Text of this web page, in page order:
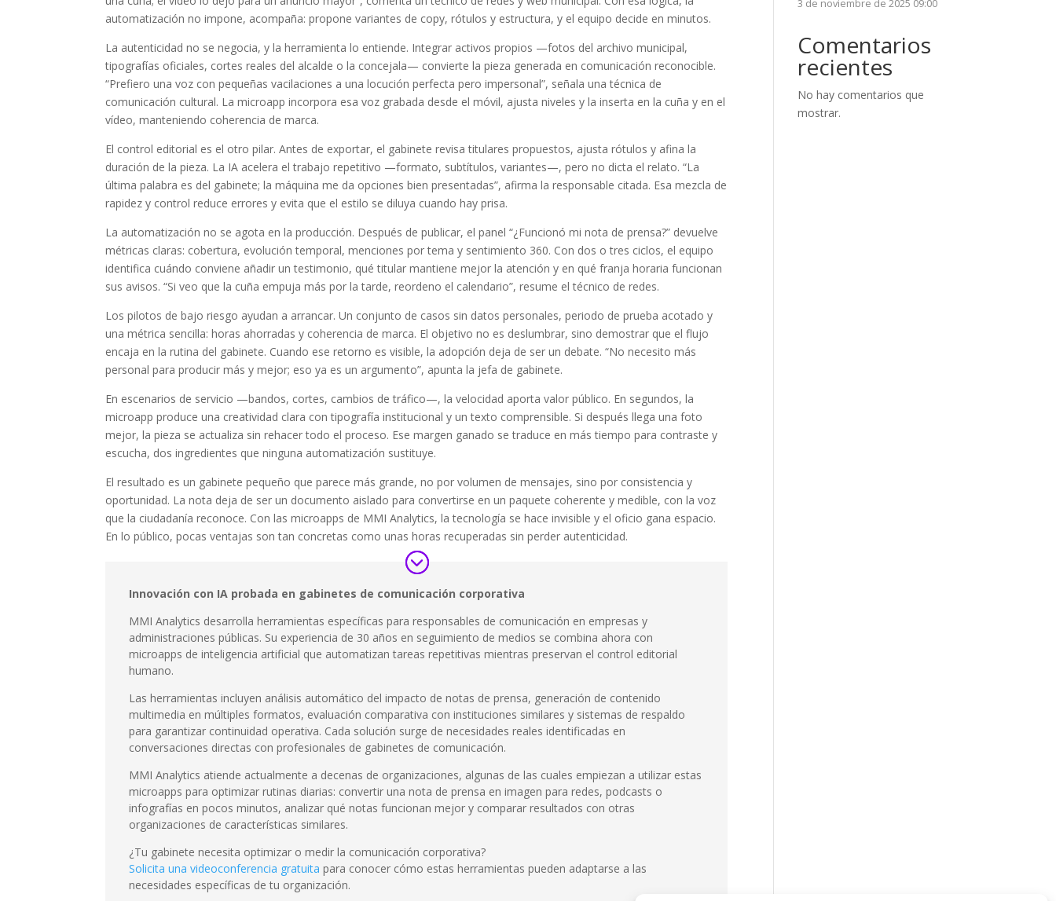
automatización no impone, acompaña: propone variantes de copy, rótulos y estructura, y el equipo decide en minutos.
La autenticidad no se negocia, y la herramienta lo entiende. Integrar activos propios —fotos del archivo municipal,
tipografías oficiales, cortes reales del alcalde o la concejala— convierte la pieza generada en comunicación reconocible.
“Prefiero una voz con pequeñas vacilaciones a una locución perfecta pero impersonal”, señala una técnica de
comunicación cultural. La microapp incorpora esa voz grabada desde el móvil, ajusta niveles y la inserta en la cuña y en el
vídeo, manteniendo coherencia de marca.
El control editorial es el otro pilar. Antes de exportar, el gabinete revisa titulares propuestos, ajusta rótulos y afina la
duración de la pieza. La IA acelera el trabajo repetitivo —formato, subtítulos, variantes—, pero no dicta el relato. “La
última palabra es del gabinete; la máquina me da opciones bien presentadas”, afirma la responsable citada. Esa mezcla de
rapidez y control reduce errores y evita que el estilo se diluya cuando hay prisa.
La automatización no se agota en la producción. Después de publicar, el panel “¿Funcionó mi nota de prensa?” devuelve
métricas claras: cobertura, evolución temporal, menciones por tema y sentimiento 360. Con dos o tres ciclos, el equipo
identifica cuándo conviene añadir un testimonio, qué titular mantiene mejor la atención y en qué franja horaria funcionan
sus avisos. “Si veo que la cuña empuja más por la tarde, reordeno el calendario”, resume el técnico de redes.
Los pilotos de bajo riesgo ayudan a arrancar. Un conjunto de casos sin datos personales, periodo de prueba acotado y
una métrica sencilla: horas ahorradas y coherencia de marca. El objetivo no es deslumbrar, sino demostrar que el flujo
encaja en la rutina del gabinete. Cuando ese retorno es visible, la adopción deja de ser un debate. “No necesito más
personal para producir más y mejor; eso ya es un argumento”, apunta la jefa de gabinete.
En escenarios de servicio —bandos, cortes, cambios de tráfico—, la velocidad aporta valor público. En segundos, la
microapp produce una creatividad clara con tipografía institucional y un texto comprensible. Si después llega una foto
mejor, la pieza se actualiza sin rehacer todo el proceso. Ese margen ganado se traduce en más tiempo para contraste y
escucha, dos ingredientes que ninguna automatización sustituye.
El resultado es un gabinete pequeño que parece más grande, no por volumen de mensajes, sino por consistencia y
oportunidad. La nota deja de ser un documento aislado para convertirse en un paquete coherente y medible, con la voz
que la ciudadanía reconoce. Con las microapps de MMI Analytics, la tecnología se hace invisible y el oficio gana espacio.
En lo público, pocas ventajas son tan concretas como unas horas recuperadas sin perder autenticidad.
Innovación con IA probada en gabinetes de comunicación corporativa
MMI Analytics desarrolla herramientas específicas para responsables de comunicación en empresas y
administraciones públicas. Su experiencia de 30 años en seguimiento de medios se combina ahora con
microapps de inteligencia artificial que automatizan tareas repetitivas mientras preservan el control editorial
humano.
Las herramientas incluyen análisis automático del impacto de notas de prensa, generación de contenido
multimedia en múltiples formatos, evaluación comparativa con instituciones similares y sistemas de respaldo
para garantizar continuidad operativa. Cada solución surge de necesidades reales identificadas en
conversaciones directas con profesionales de gabinetes de comunicación.
MMI Analytics atiende actualmente a decenas de organizaciones, algunas de las cuales empiezan a utilizar estas
microapps para optimizar rutinas diarias: convertir una nota de prensa en imagen para redes, podcasts o
infografías en pocos minutos, analizar qué notas funcionan mejor y comparar resultados con otras
organizaciones de características similares.
¿Tu gabinete necesita optimizar o medir la comunicación corporativa?
Solicita una videoconferencia gratuita para conocer cómo estas herramientas pueden adaptarse a las
necesidades específicas de tu organización.
3 de noviembre de 2025 09:00
Comentarios
recientes
No hay comentarios que
mostrar.